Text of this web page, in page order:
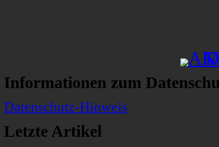
Informationen zum
Datenschutz-Hinweis
Letzte Artikel